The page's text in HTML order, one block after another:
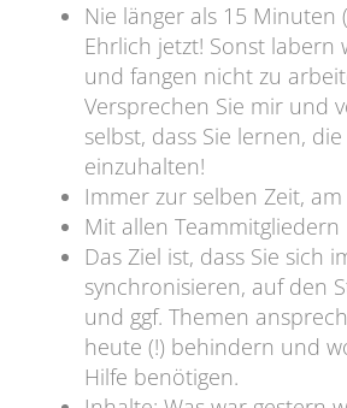
Nie länger als 15 Minuten
Ehrlich jetzt! Sonst labern
und fangen nicht zu
Versprechen Sie mir und
selbst, dass Sie lernen,
einzuhalten!
Immer zur selben Zeit,
Mit allen Teammitgliedern
Das Ziel ist, dass Sie sich
synchronisieren, auf den
und ggf. Themen
heute (!) behindern und
Hilfe benötigen.